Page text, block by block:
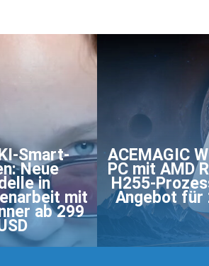
Smart-
Neue
in
mit
ab 299
ACEMAGIC
PC mit AMD
H255-
Angebot für